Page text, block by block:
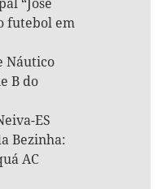
futebol em
Náutico
B do
ES
Bezinha:
AC